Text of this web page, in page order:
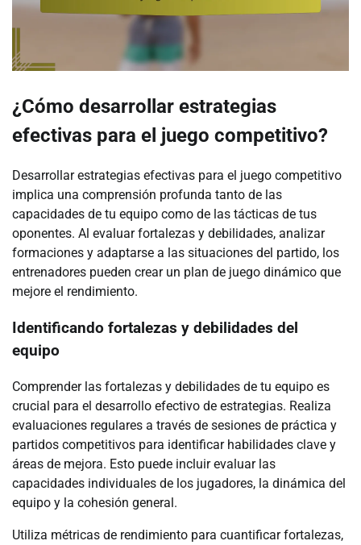
¿Cómo desarrollar estrategias
efectivas para el juego competitivo?
Desarrollar estrategias efectivas para el juego competitivo
implica una comprensión profunda tanto de las
capacidades de tu equipo como de las tácticas de tus
oponentes. Al evaluar fortalezas y debilidades, analizar
formaciones y adaptarse a las situaciones del partido, los
entrenadores pueden crear un plan de juego dinámico que
mejore el rendimiento.
Identificando fortalezas y debilidades del
equipo
Comprender las fortalezas y debilidades de tu equipo es
crucial para el desarrollo efectivo de estrategias. Realiza
evaluaciones regulares a través de sesiones de práctica y
partidos competitivos para identificar habilidades clave y
áreas de mejora. Esto puede incluir evaluar las
capacidades individuales de los jugadores, la dinámica del
equipo y la cohesión general.
Utiliza métricas de rendimiento para cuantificar fortalezas,